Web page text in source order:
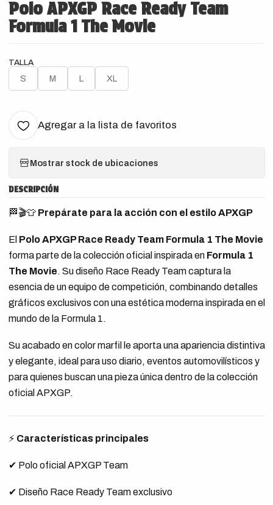
Polo APXGP Race Ready Team
Formula 1 The Movie
TALLA
S M L XL
Agregar a la lista de favoritos
Mostrar stock de ubicaciones
DESCRIPCIÓN
🏁🎬👕 Prepárate para la acción con el estilo APXGP
El Polo APXGP Race Ready Team Formula 1 The Movie
forma parte de la colección oficial inspirada en Formula 1
The Movie. Su diseño Race Ready Team captura la
esencia de un equipo de competición, combinando detalles
gráficos exclusivos con una estética moderna inspirada en el
mundo de la Formula 1.
Su acabado en color marfil le aporta una apariencia distintiva
y elegante, ideal para uso diario, eventos automovilísticos y
para quienes buscan una pieza única dentro de la colección
oficial APXGP.
⚡ Características principales
✔ Polo oficial APXGP Team
✔ Diseño Race Ready Team exclusivo